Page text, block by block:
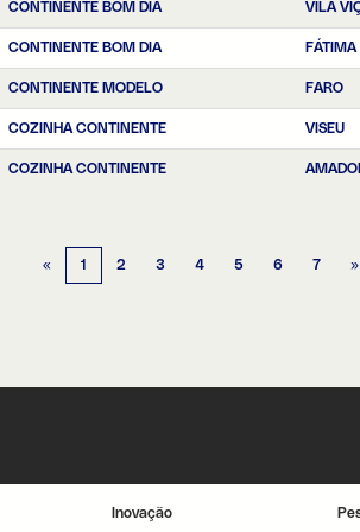
CONTINENTE BOM DIA VILA
CONTINENTE BOM DIA FÁTIMA
CONTINENTE MODELO FARO
COZINHA CONTINENTE VISEU
COZINHA CONTINENTE
« 1 2 3 4 5 6 7 »
Inovação